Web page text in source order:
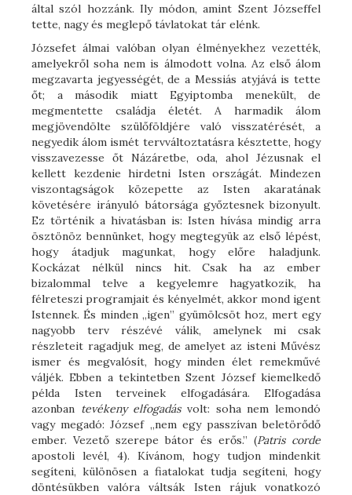
által szól hozzánk. Ily módon, amint Szent Józseffel
tette, nagy és meglepő távlatokat tár elénk.
Józsefet álmai valóban olyan élményekhez vezették,
amelyekről soha nem is álmodott volna. Az első álom
megzavarta jegyességét, de a Messiás atyjává is tette
őt; a második miatt Egyiptomba menekült, de
megmentette családja életét. A harmadik álom
megjövendölte szülőföldjére való visszatérését, a
negyedik álom ismét tervváltoztatásra késztette, hogy
visszavezesse őt Názáretbe, oda, ahol Jézusnak el
kellett kezdenie hirdetni Isten országát. Mindezen
viszontagságok közepette az Isten akaratának
követésére irányuló bátorsága győztesnek bizonyult.
Ez történik a hivatásban is: Isten hívása mindig arra
ösztönöz bennünket, hogy megtegyük az első lépést,
hogy átadjuk magunkat, hogy előre haladjunk.
Kockázat nélkül nincs hit. Csak ha az ember
bizalommal telve a kegyelemre hagyatkozik, ha
félreteszi programjait és kényelmét, akkor mond igent
Istennek. És minden „igen” gyümölcsöt hoz, mert egy
nagyobb terv részévé válik, amelynek mi csak
részleteit ragadjuk meg, de amelyet az isteni Művész
ismer és megvalósít, hogy minden élet remekművé
váljék. Ebben a tekintetben Szent József kiemelkedő
példa Isten terveinek elfogadására. Elfogadása
azonban tevékeny elfogadásvolt: soha nem lemondó
vagy megadó: József „nem egy passzívan beletörődő
ember. Vezető szerepe bátor és erős.” (Patris corde
apostoli levél, 4). Kívánom, hogy tudjon mindenkit
segíteni, különösen a fiatalokat tudja segíteni, hogy
döntésükben valóra váltsák Isten rájuk vonatkozó